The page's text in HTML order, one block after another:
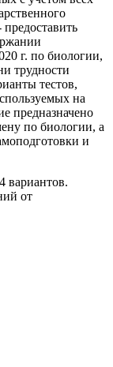
г. по биологии,
трудности
тестов,
на
предназначено
по биологии, а
и
вариантов.
от